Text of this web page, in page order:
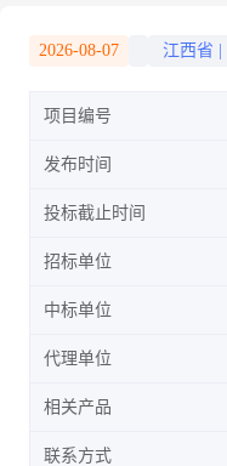
2026-08-07 江西省
项目编号
发布时间
投标截止时间
招标单位
中标单位
代理单位
相关产品
联系方式